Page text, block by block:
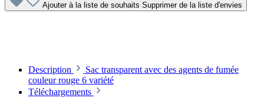
Ajouter à la liste de souhaits Supprimer de la liste d'envies
Description
Sac transparent avec des agents de fumée
couleur rouge 6 variété
Téléchargements